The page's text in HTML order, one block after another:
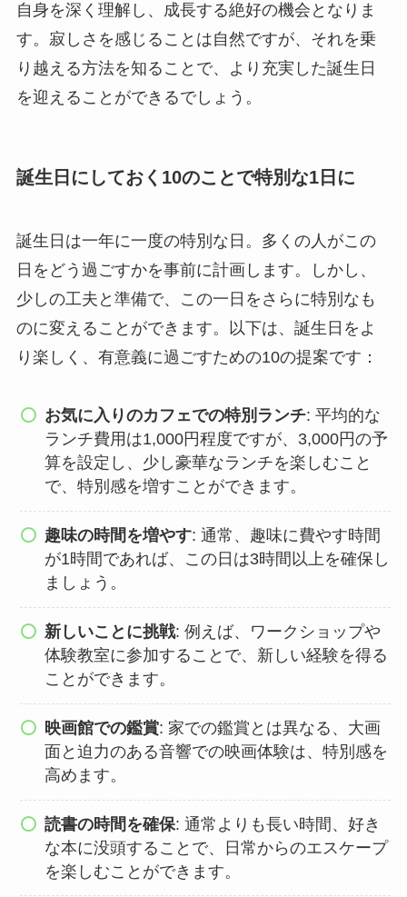
自身を深く理解し、成長する絶好の機会となりま
す。寂しさを感じることは自然ですが、それを乗
り越える方法を知ることで、より充実した誕生日
を迎えることができるでしょう。
誕生日にしておく10のことで特別な1日に
誕生日は一年に一度の特別な日。多くの人がこの
日をどう過ごすかを事前に計画します。しかし、
少しの工夫と準備で、この一日をさらに特別なも
のに変えることができます。以下は、誕生日をよ
り楽しく、有意義に過ごすための10の提案です：
お気に入りのカフェでの特別ランチ: 平均的な
ランチ費用は1,000円程度ですが、3,000円の予
算を設定し、少し豪華なランチを楽しむこと
で、特別感を増すことができます。
趣味の時間を増やす: 通常、趣味に費やす時間
が1時間であれば、この日は3時間以上を確保し
ましょう。
新しいことに挑戦: 例えば、ワークショップや
体験教室に参加することで、新しい経験を得る
ことができます。
映画館での鑑賞: 家での鑑賞とは異なる、大画
面と迫力のある音響での映画体験は、特別感を
高めます。
読書の時間を確保: 通常よりも長い時間、好き
な本に没頭することで、日常からのエスケープ
を楽しむことができます。